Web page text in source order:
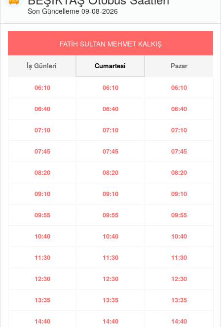
Son Güncelleme 09-08-2026
FATİH SULTAN MEHMET KALKIŞ
İş Günleri Cumartesi Pazar
06:10 06:10 06:10
06:40 06:40 06:40
07:10 07:10 07:10
07:45 07:45 07:45
08:20 08:20 08:20
09:10 09:10 09:10
09:55 09:55 09:55
10:40 10:40 10:40
11:30 11:30 11:30
12:30 12:30 12:30
13:35 13:35 13:35
14:40 14:40 14:40